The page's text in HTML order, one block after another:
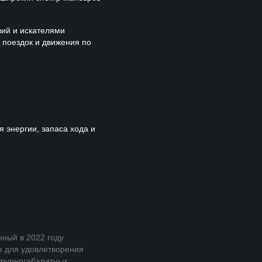
и искателями
и движения по
энергии, запаса хода и
в 2022 году
для удовлетворения